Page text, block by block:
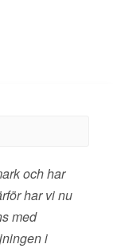
och har
har vi nu
med
i